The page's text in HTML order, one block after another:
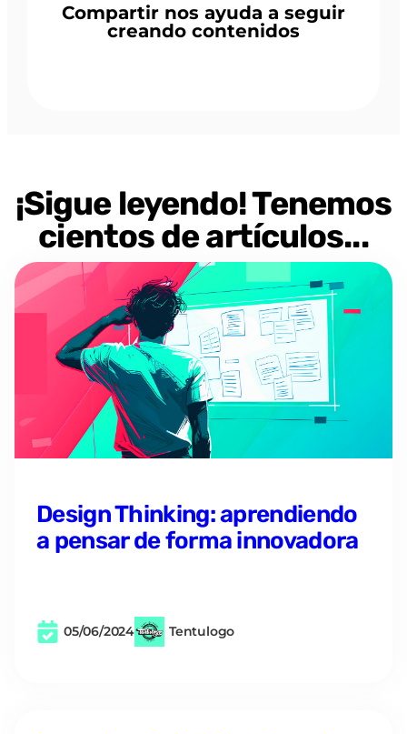
Compartir nos ayuda a seguir
creando contenidos
¡Sigue leyendo! Tenemos
cientos de artículos...
Design Thinking: aprendiendo
a pensar de forma innovadora
05/06/2024 Tentulogo